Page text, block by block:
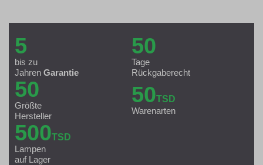
5
bis zu
Jahren Garantie
50
Tage
Rückgaberecht
50
Größte
Hersteller
50TSD
Warenarten
500TSD
Lampen
auf Lager